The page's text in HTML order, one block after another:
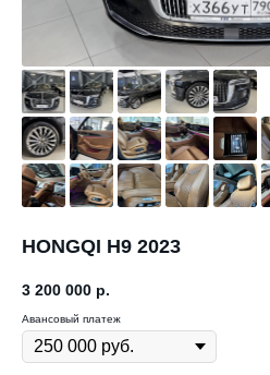
HONGQI H9 2023
3 200 000 р.
Авансовый платеж